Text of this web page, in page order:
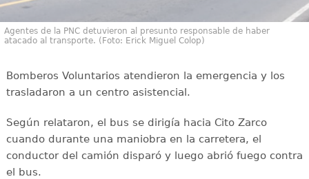
Agentes de la PNC detuvieron al presunto responsable de haber
atacado al transporte. (Foto: Erick Miguel Colop)
Bomberos Voluntarios atendieron la emergencia y los
trasladaron a un centro asistencial.
Según relataron, el bus se dirigía hacia Cito Zarco
cuando durante una maniobra en la carretera, el
conductor del camión disparó y luego abrió fuego contra
el bus.